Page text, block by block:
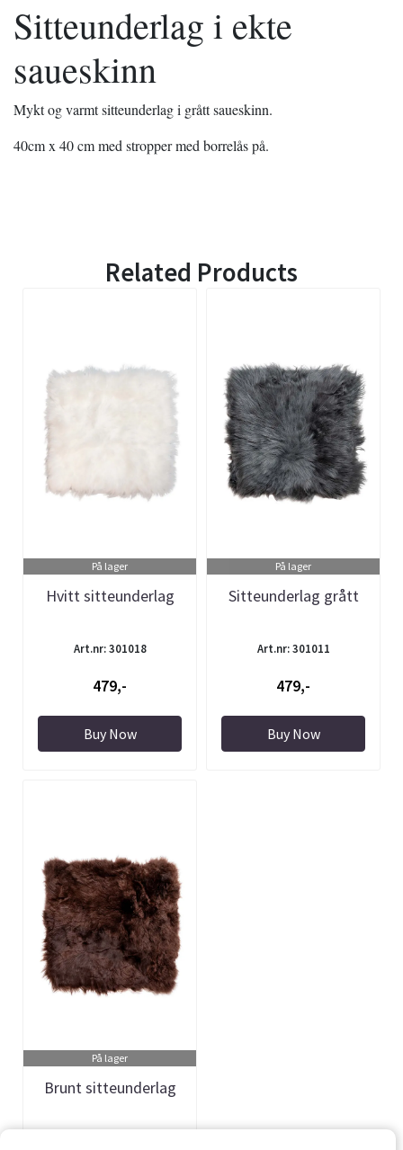
Sitteunderlag i ekte
saueskinn
Mykt og varmt sitteunderlag i grått saueskinn.
40cm x 40 cm med stropper med borrelås på.
Related Products
På lager
Hvitt sitteunderlag
Art.nr: 301018
479,-
Buy Now
På lager
Sitteunderlag grått
Art.nr: 301011
479,-
Buy Now
På lager
Brunt sitteunderlag